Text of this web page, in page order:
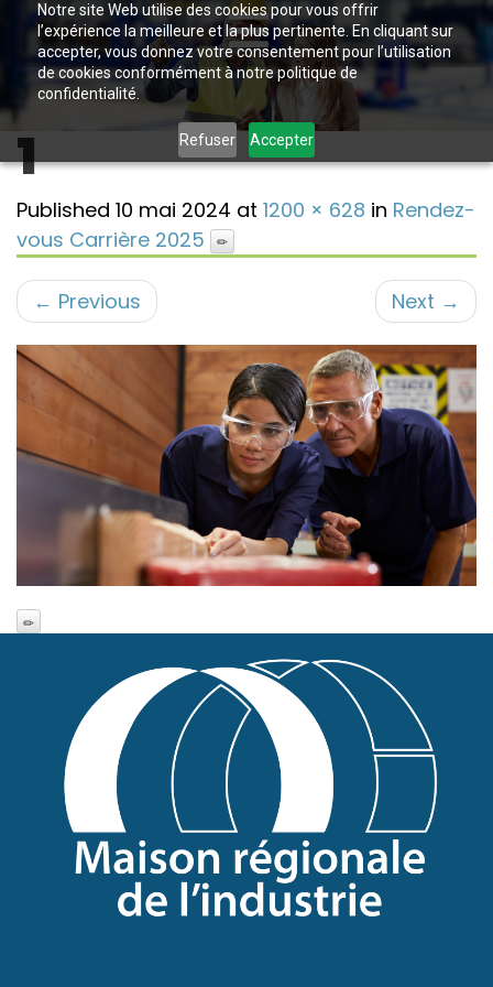
Notre site Web utilise des cookies pour vous offrir
l’expérience la meilleure et la plus pertinente. En cliquant sur
accepter, vous donnez votre consentement pour l’utilisation
de cookies conformément à notre politique de
confidentialité.
Refuser Accepter
1
Published 10 mai 2024 at 1200 × 628 in Rendez-
vous Carrière 2025
← Previous Next →